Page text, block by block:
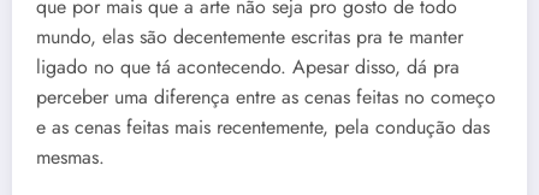
que por mais que a arte não seja pro gosto de todo
mundo, elas são decentemente escritas pra te manter
ligado no que tá acontecendo. Apesar disso, dá pra
perceber uma diferença entre as cenas feitas no começo
e as cenas feitas mais recentemente, pela condução das
mesmas.